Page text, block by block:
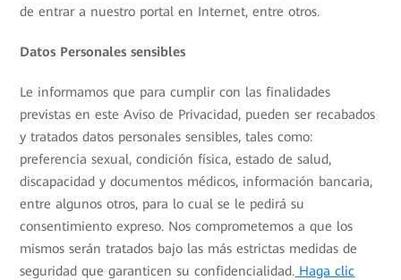
de entrar a nuestro portal en Internet, entre otros.
Datos Personales sensibles
Le informamos que para cumplir con las finalidades
previstas en este Aviso de Privacidad, pueden ser recabados
y tratados datos personales sensibles, tales como:
preferencia sexual, condición física, estado de salud,
discapacidad y documentos médicos, información bancaria,
entre algunos otros, para lo cual se le pedirá su
consentimiento expreso. Nos comprometemos a que los
mismos serán tratados bajo las más estrictas medidas de
seguridad que garanticen su confidencialidad. Haga clic